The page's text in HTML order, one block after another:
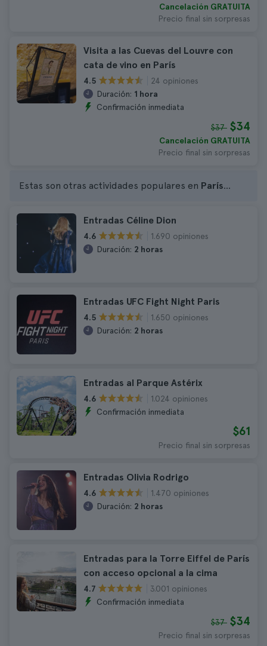
Cancelación GRATUITA
Precio final sin sorpresas
Visita a las Cuevas del Louvre con
cata de vino en París
4.5
24 opiniones
Duración: 1 hora
Confirmación inmediata
$37 $34
Cancelación GRATUITA
Precio final sin sorpresas
Estas son otras actividades populares en París...
Entradas Céline Dion
4.6
1.690 opiniones
Duración: 2 horas
Entradas UFC Fight Night Paris
4.5
1.650 opiniones
Duración: 2 horas
Entradas al Parque Astérix
4.6
1.024 opiniones
Confirmación inmediata
$61
Precio final sin sorpresas
Entradas Olivia Rodrigo
4.6
1.470 opiniones
Duración: 2 horas
Entradas para la Torre Eiffel de París
con acceso opcional a la cima
4.7
3.001 opiniones
Confirmación inmediata
$37 $34
Precio final sin sorpresas